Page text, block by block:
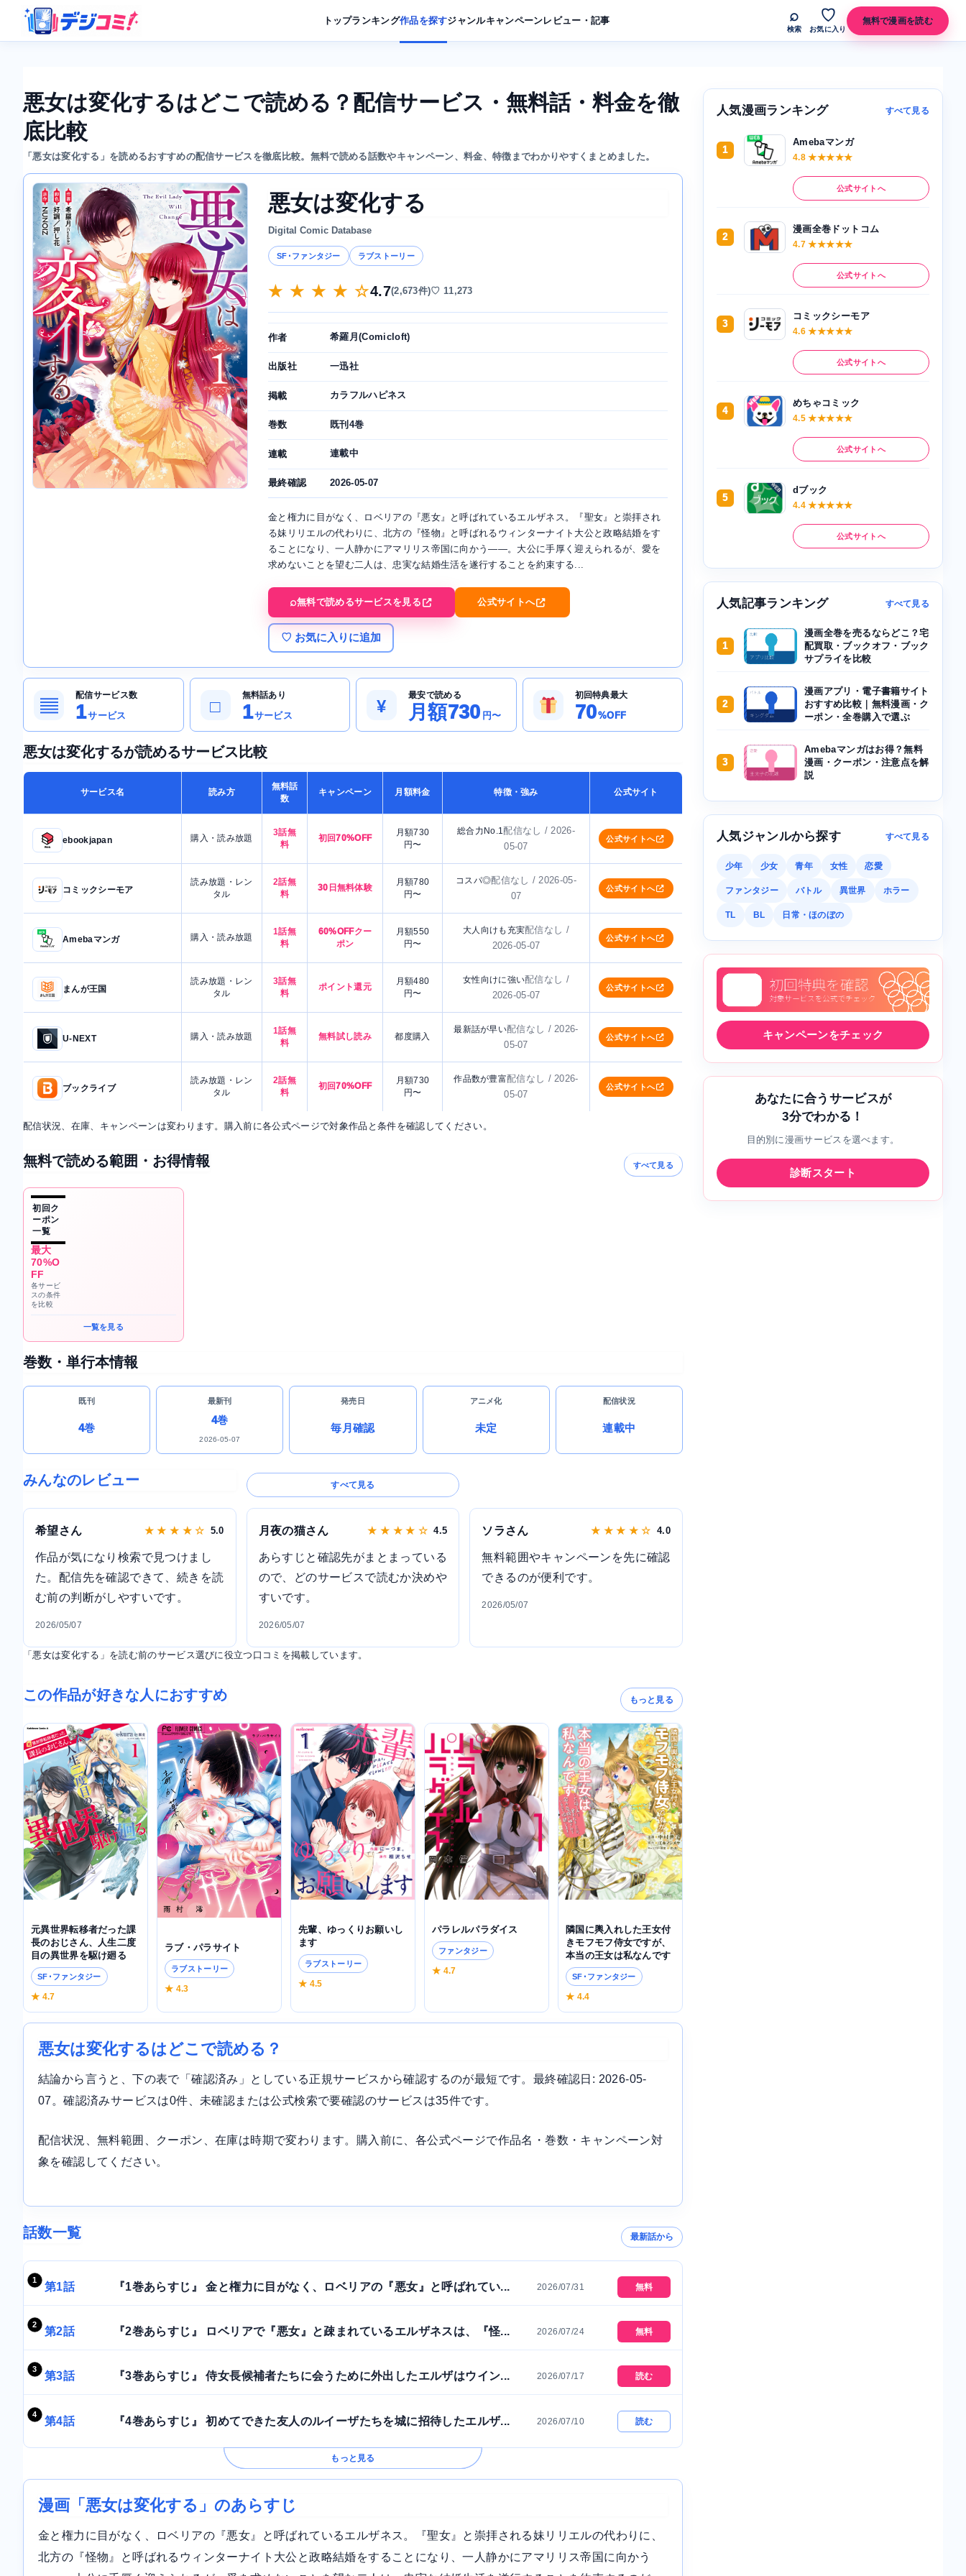
トップランキング作品を探すジャンルキャンペーンレビュー・記事 ⌕
検索
♡
お気に入り
無料で漫画を読む
悪女は変化するはどこで読める？配信サービス・無料話・料金を徹
底比較
「悪女は変化する」を読めるおすすめの配信サービスを徹底比較。無料で読める話数やキャンペーン、料金、特徴までわかりやすくまとめました。
悪女は変化する
Digital Comic Database
SF･ファンタジー ラブストーリー
★ ★ ★ ★ ☆4.7(2,673件)♡ 11,273
作者 希羅月(Comicloft)
出版社 一迅社
掲載 カラフルハピネス
巻数 既刊4巻
連載 連載中
最終確認 2026-05-07
金と権力に目がなく、ロベリアの『悪女』と呼ばれているエルザネス。『聖女』と崇拝され
る妹リリエルの代わりに、北方の『怪物』と呼ばれるウィンターナイト大公と政略結婚をす
ることになり、一人静かにアマリリス帝国に向かう――。大公に手厚く迎えられるが、愛を
求めないことを望む二人は、忠実な結婚生活を遂行することを約束する...
無料で読めるサービスを見る 公式サイトへ
♡ お気に入りに追加
▤
配信サービス数
1サービス □
無料話あり
1サービス ¥
最安で読める
月額730 円〜
初回特典最大
70%OFF
悪女は変化するが読めるサービス比較
サービス名 読み方
無料話
数
キャンペーン 月額料金 特徴・強み 公式サイト
ebookjapan 購入・読み放題
3話無
料
初回70%OFF
月額730
円〜
総合力No.1配信なし / 2026-
05-07
公式サイトへ
コミックシーモア
読み放題・レン
タル
2話無
料
30日無料体験
月額780
円〜
コスパ◎配信なし / 2026-05-
07
公式サイトへ
Amebaマンガ 購入・読み放題
1話無
料
60%OFFクー
ポン
月額550
円〜
大人向けも充実配信なし /
2026-05-07
公式サイトへ
まんが王国
読み放題・レン
タル
3話無
料
ポイント還元
月額480
円〜
女性向けに強い配信なし /
2026-05-07
公式サイトへ
U-NEXT 購入・読み放題
1話無
料
無料試し読み 都度購入
最新話が早い配信なし / 2026-
05-07
公式サイトへ
ブックライブ
読み放題・レン
タル
2話無
料
初回70%OFF
月額730
円〜
作品数が豊富配信なし / 2026-
05-07
公式サイトへ
配信状況、在庫、キャンペーンは変わります。購入前に各公式ページで対象作品と条件を確認してください。
無料で読める範囲・お得情報 すべて見る
初回ク
ーポン
一覧
最大
70%O
FF
各サービ
スの条件
を比較
一覧を見る
巻数・単行本情報
既刊
4巻
最新刊
4巻
2026-05-07
発売日
毎月確認
アニメ化
未定
配信状況
連載中
みんなのレビュー すべて見る
希望さん ★ ★ ★ ★ ☆ 5.0
作品が気になり検索で見つけまし
た。配信先を確認できて、続きを読
む前の判断がしやすいです。
2026/05/07
月夜の猫さん ★ ★ ★ ★ ☆ 4.5
あらすじと確認先がまとまっている
ので、どのサービスで読むか決めや
すいです。
2026/05/07
ソラさん ★ ★ ★ ★ ☆ 4.0
無料範囲やキャンペーンを先に確認
できるのが便利です。
2026/05/07
「悪女は変化する」を読む前のサービス選びに役立つ口コミを掲載しています。
この作品が好きな人におすすめ もっと見る
元異世界転移者だった課
長のおじさん、人生二度
目の異世界を駆け廻る
SF･ファンタジー
★ 4.7
ラブ・パラサイト
ラブストーリー
★ 4.3
先輩、ゆっくりお願いし
ます
ラブストーリー
★ 4.5
パラレルパラダイス
ファンタジー
★ 4.7
隣国に輿入れした王女付
きモフモフ侍女ですが、
本当の王女は私なんです
SF･ファンタジー
★ 4.4
悪女は変化するはどこで読める？
結論から言うと、下の表で「確認済み」としている正規サービスから確認するのが最短です。最終確認日: 2026-05-
07。確認済みサービスは0件、未確認または公式検索で要確認のサービスは35件です。
配信状況、無料範囲、クーポン、在庫は時期で変わります。購入前に、各公式ページで作品名・巻数・キャンペーン対
象を確認してください。
話数一覧 最新話から
第1話 『1巻あらすじ』 金と権力に目がなく、ロベリアの『悪女』と呼ばれてい... 2026/07/31 無料
第2話 『2巻あらすじ』 ロベリアで『悪女』と疎まれているエルザネスは、『怪... 2026/07/24 無料
第3話 『3巻あらすじ』 侍女長候補者たちに会うために外出したエルザはウイン... 2026/07/17 読む
第4話 『4巻あらすじ』 初めてできた友人のルイーザたちを城に招待したエルザ... 2026/07/10 読む
もっと見る
漫画「悪女は変化する」のあらすじ
金と権力に目がなく、ロベリアの『悪女』と呼ばれているエルザネス。『聖女』と崇拝される妹リリエルの代わりに、
北方の『怪物』と呼ばれるウィンターナイト大公と政略結婚をすることになり、一人静かにアマリリス帝国に向かう
人気漫画ランキング すべて見る
1
Amebaマンガ
4.8 ★★★★★
公式サイトへ
2
漫画全巻ドットコム
4.7 ★★★★★
公式サイトへ
3
コミックシーモア
4.6 ★★★★★
公式サイトへ
4
めちゃコミック
4.5 ★★★★★
公式サイトへ
5
dブック
4.4 ★★★★★
公式サイトへ
人気記事ランキング すべて見る
1
漫画全巻を売るならどこ？宅
配買取・ブックオフ・ブック
サプライを比較
2
漫画アプリ・電子書籍サイト
おすすめ比較｜無料漫画・ク
ーポン・全巻購入で選ぶ
3
Amebaマンガはお得？無料
漫画・クーポン・注意点を解
説
人気ジャンルから探す すべて見る
少年 少女 青年 女性 恋愛
ファンタジー バトル 異世界 ホラー
TL BL 日常・ほのぼの
キャンペーンをチェック
あなたに合うサービスが
3分でわかる！
目的別に漫画サービスを選べます。
診断スタート